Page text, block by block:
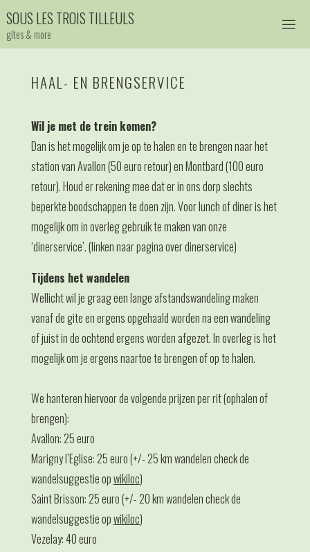
Ga
naar
de
SOUS LES TROIS TILLEULS
gites & more
HAAL- EN BRENGSERVICE
Wil je met de trein komen?
Dan is het mogelijk om je op te halen en te brengen naar het
station van Avallon (50 euro retour) en Montbard (100 euro
retour). Houd er rekening mee dat er in ons dorp slechts
beperkte boodschappen te doen zijn. Voor lunch of diner is het
mogelijk om in overleg gebruik te maken van onze
‘dinerservice’. (linken naar pagina over dinerservice)
Tijdens het wandelen
Wellicht wil je graag een lange afstandswandeling maken
vanaf de gite en ergens opgehaald worden na een wandeling
of juist in de ochtend ergens worden afgezet. In overleg is het
mogelijk om je ergens naartoe te brengen of op te halen.
We hanteren hiervoor de volgende prijzen per rit (ophalen of
brengen):
Avallon: 25 euro
Marigny l’Eglise: 25 euro (+/- 25 km wandelen check de
wandelsuggestie opwikiloc)
Saint Brisson: 25 euro (+/- 20 km wandelen check de
wandelsuggestie opwikiloc)
Vezelay: 40 euro